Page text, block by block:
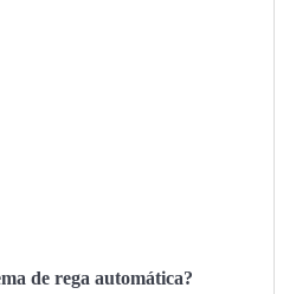
de rega automática?